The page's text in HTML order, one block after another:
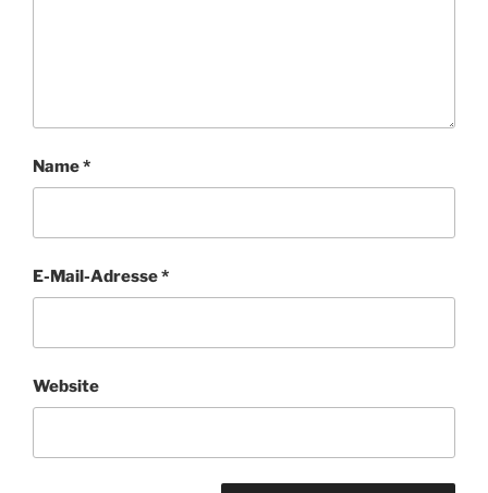
Name*
E-Mail-Adresse*
Website